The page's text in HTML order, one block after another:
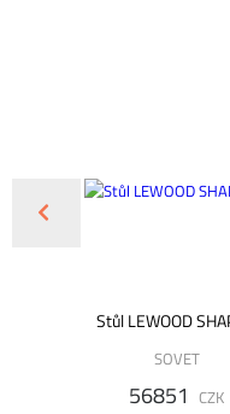
Stůl LEWOOD
SOVET
56851 CZK